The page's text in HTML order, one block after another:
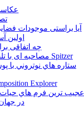
آیا براستی موجودات
اولین
چه اتفاقی
مصاحبه ای با تلسکوپ فضایی Spitzer
ستاره هاي نوتروني با
Explorer
عجیب ترین فرم هاي
در